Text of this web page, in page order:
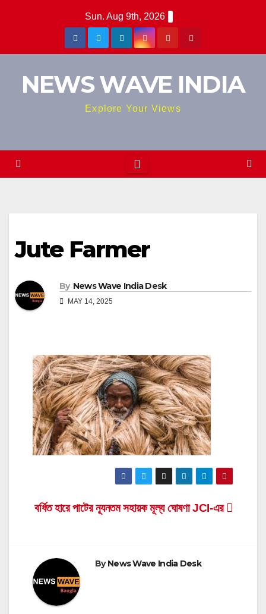
Sun. Aug 9th, 2026
NEWS WAVE INDIA
Explore Your Views
Jute Farmer
By News Wave India Desk
MAY 14, 2025
Post
বর্ধিত হারে পাটের ন্যূনতম সহায়ক মূল্য ঘোষণা JCI-এর
ByNews Wave India Desk